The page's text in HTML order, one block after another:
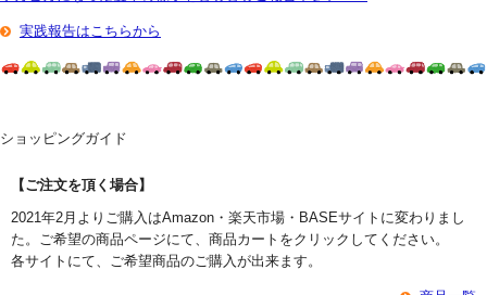
実践報告はこちらから
ショッピングガイド
【ご注文を頂く場合】
2021年2月よりご購入はAmazon・楽天市場・BASEサイトに変わりまし
た。ご希望の商品ページにて、商品カートをクリックしてください。
各サイトにて、ご希望商品のご購入が出来ます。